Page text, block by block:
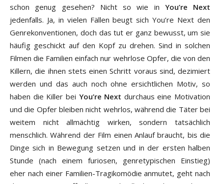
schon genug gesehen? Nicht so wie in You’re Next
jedenfalls. Ja, in vielen Fällen beugt sich You’re Next den
Genrekonventionen, doch das tut er ganz bewusst, um sie
häufig geschickt auf den Kopf zu drehen. Sind in solchen
Filmen die Familien einfach nur wehrlose Opfer, die von den
Killern, die ihnen stets einen Schritt voraus sind, dezimiert
werden und das auch noch ohne ersichtlichen Motiv, so
haben die Killer bei You’re Next durchaus eine Motivation
und die Opfer bleiben nicht wehrlos, während die Täter bei
weitem nicht allmächtig wirken, sondern tatsächlich
menschlich. Während der Film einen Anlauf braucht, bis die
Dinge sich in Bewegung setzen und in der ersten halben
Stunde (nach einem furiosen, genretypischen Einstieg)
eher nach einer Familien-Tragikomödie anmutet, geht nach